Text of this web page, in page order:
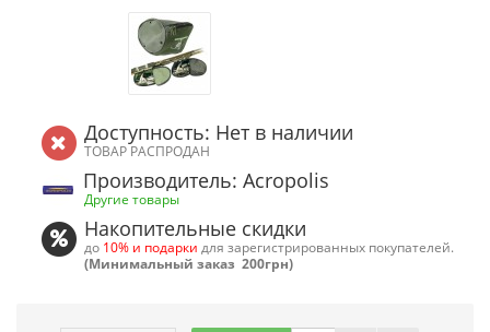
Доступность: Нет в наличии
ТОВАР РАСПРОДАН
Производитель: Acropolis
Другие товары
Накопительные скидки
до 10% и подарки для зарегистрированных покупателей.
(Минимальный заказ 200грн)